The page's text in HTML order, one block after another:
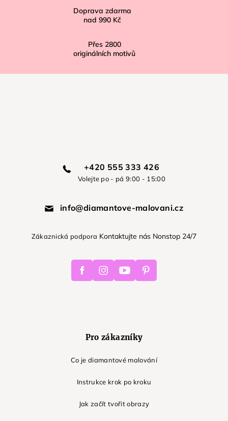
Doprava zdarma
nad 990 Kč
Přes 2800
originálních motivů
+420 555 333 426
Volejte po - pá 9:00 - 15:00
info@diamantove-malovani.cz
Zákaznická podpora Kontaktujte nás Nonstop 24/7
FacebookInstagramYoutube Pinterest
Pro zákazníky
Co je diamantové malování
Instrukce krok po kroku
Jak začít tvořit obrazy